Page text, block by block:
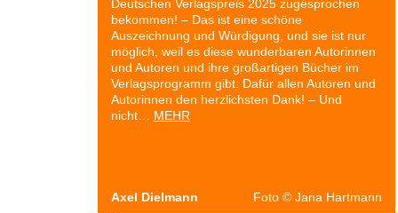
Deutschen Verlagspreis 2025 zugesprochen
bekommen! – Das ist eine schöne
Auszeichnung und Würdigung, und sie ist nur
möglich, weil es diese wunderbaren Autorinnen
und Autoren und ihre großartigen Bücher im
Verlagsprogramm gibt: Dafür allen Autoren und
Autorinnen den herzlichsten Dank! – Und
nicht… MEHR
Axel Dielmann Foto © Jana Hartmann